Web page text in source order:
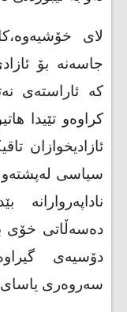
لای
جاسه‌نه‌ بۆ
كه‌ ئاراسته‌ی
كراوه‌و تێیدا
ئازادیخوازان
سیاسی له‌پشته‌و
ده‌سه‌ڵاتی خۆی
دۆسیه‌ی
سه‌روه‌ری یاسای